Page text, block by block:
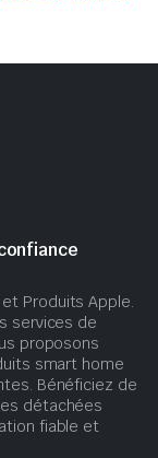
Produits Apple.
services de
proposons
smart home
Bénéficiez de
détachées
fiable et